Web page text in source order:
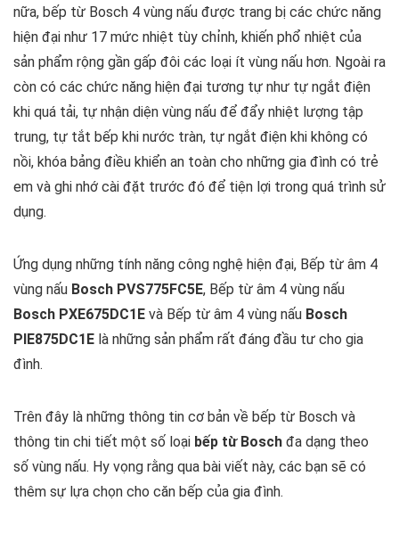
nữa, bếp từ Bosch 4 vùng nấu được trang bị các chức năng
hiện đại như 17 mức nhiệt tùy chỉnh, khiến phổ nhiệt của
sản phẩm rộng gần gấp đôi các loại ít vùng nấu hơn. Ngoài ra
còn có các chức năng hiện đại tương tự như tự ngắt điện
khi quá tải, tự nhận diện vùng nấu để đẩy nhiệt lượng tập
trung, tự tắt bếp khi nước tràn, tự ngắt điện khi không có
nồi, khóa bảng điều khiển an toàn cho những gia đình có trẻ
em và ghi nhớ cài đặt trước đó để tiện lợi trong quá trình sử
dụng.
Ứng dụng những tính năng công nghệ hiện đại, Bếp từ âm 4
vùng nấu Bosch PVS775FC5E, Bếp từ âm 4 vùng nấu
Bosch PXE675DC1E và Bếp từ âm 4 vùng nấu Bosch
PIE875DC1E là những sản phẩm rất đáng đầu tư cho gia
đình.
Trên đây là những thông tin cơ bản về bếp từ Bosch và
thông tin chi tiết một số loại bếp từ Bosch đa dạng theo
số vùng nấu. Hy vọng rằng qua bài viết này, các bạn sẽ có
thêm sự lựa chọn cho căn bếp của gia đình.